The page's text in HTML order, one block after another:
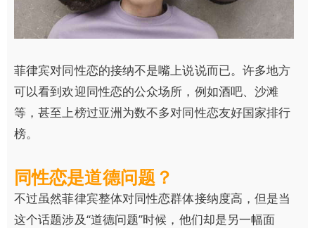
菲律宾对同性恋的接纳不是嘴上说说而已。许多地方
可以看到欢迎同性恋的公众场所，例如酒吧、沙滩
等，甚至上榜过亚洲为数不多对同性恋友好国家排行
榜。
同性恋是道德问题？
不过虽然菲律宾整体对同性恋群体接纳度高，但是当
这个话题涉及“道德问题”时候，他们却是另一幅面